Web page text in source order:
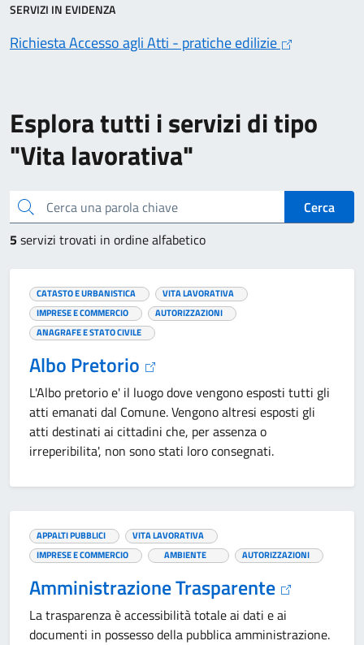
Esplora tutti i servizi di tipo
"Vita lavorativa"
Cerca una parola chiave
Cerca
5servizi trovati in ordine alfabetico
CATASTO E URBANISTICA
VITA LAVORATIVA
IMPRESE E COMMERCIO
AUTORIZZAZIONI
ANAGRAFE E STATO CIVILE
Albo Pretorio
L'Albo pretorio e' il luogo dove vengono esposti tutti gli
atti emanati dal Comune. Vengono altresi esposti gli
atti destinati ai cittadini che, per assenza o
irreperibilita', non sono stati loro consegnati.
APPALTI PUBBLICI
VITA LAVORATIVA
IMPRESE E COMMERCIO
AMBIENTE AUTORIZZAZIONI
Amministrazione Trasparente
La trasparenza è accessibilità totale ai dati e ai
documenti in possesso della pubblica amministrazione.
SERVIZI IN EVIDENZA
Richiesta Accesso agli Atti - pratiche edilizie